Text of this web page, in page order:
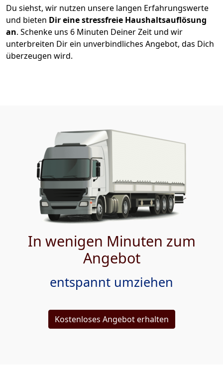
Du siehst, wir nutzen unsere langen Erfahrungswerte
und bieten Dir eine stressfreie Haushaltsauflösung
an. Schenke uns 6 Minuten Deiner Zeit und wir
unterbreiten Dir ein unverbindliches Angebot, das Dich
überzeugen wird.
In wenigen Minuten zum
Angebot
entspannt umziehen
Kostenloses Angebot erhalten